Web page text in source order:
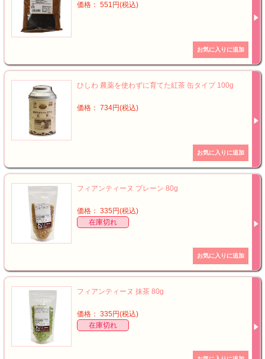
価格： 551円(税込)
ひしわ 農薬を使わずに育てた紅茶 缶タイプ 100g
価格： 734円(税込)
フィアンティーヌ プレーン 80g
価格： 335円(税込)
在庫切れ
フィアンティーヌ 抹茶 80g
価格： 335円(税込)
在庫切れ